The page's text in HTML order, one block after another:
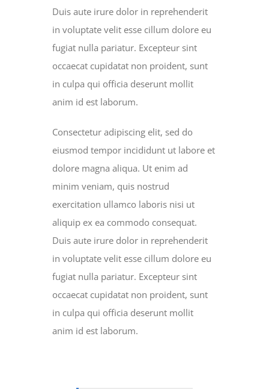
Duis aute irure dolor in reprehenderit
in voluptate velit esse cillum dolore eu
fugiat nulla pariatur. Excepteur sint
occaecat cupidatat non proident, sunt
in culpa qui officia deserunt mollit
anim id est laborum.
Consectetur adipiscing elit, sed do
eiusmod tempor incididunt ut labore et
dolore magna aliqua. Ut enim ad
minim veniam, quis nostrud
exercitation ullamco laboris nisi ut
aliquip ex ea commodo consequat.
Duis aute irure dolor in reprehenderit
in voluptate velit esse cillum dolore eu
fugiat nulla pariatur. Excepteur sint
occaecat cupidatat non proident, sunt
in culpa qui officia deserunt mollit
anim id est laborum.